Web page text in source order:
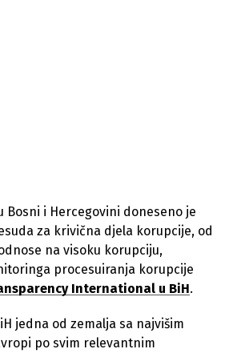
Bosni i Hercegovini doneseno je
za krivična djela korupcije, od
na visoku korupciju,
procesuiranja korupcije
International u BiH.
jedna od zemalja sa najvišim
po svim relevantnim